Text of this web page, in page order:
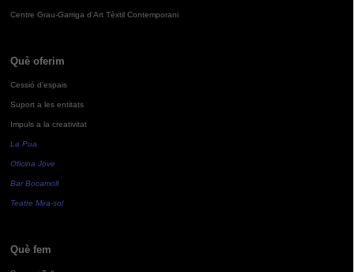
Centre Grau-Garriga d'Art Tèxtil Contemporani
Què oferim
Cessió d'espais
Suport a les entitats
Impuls a la creativitat
La Pua
Oficina Jove
Bar Bocamoll
Teatre Mira-sol
Què fem